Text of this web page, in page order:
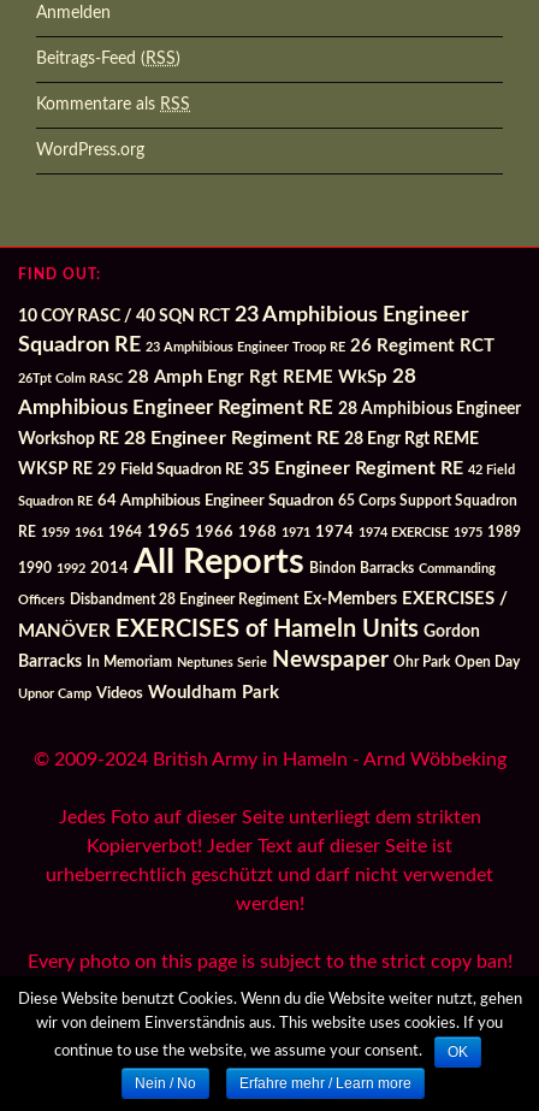
Anmelden
Beitrags-Feed ( RSS)
Kommentare als RSS
WordPress.org
FIND OUT:
10 COY RASC / 40 SQN RCT
23 Amphibious Engineer
Squadron RE 23 Amphibious Engineer Troop RE 26 Regiment RCT
26Tpt Colm RASC 28 Amph Engr Rgt REME WkSp 28
Amphibious Engineer Regiment RE 28 Amphibious Engineer
Workshop RE 28 Engineer Regiment RE 28 Engr Rgt REME
WKSP RE 29 Field Squadron RE 35 Engineer Regiment RE 42 Field
Squadron RE 64 Amphibious Engineer Squadron 65 Corps Support Squadron
RE 1959 1961 1964 1965 1966 1968 1971 1974 1974 EXERCISE 1975 1989
1990 1992 2014 All Reports Bindon Barracks Commanding
Officers Disbandment 28 Engineer Regiment Ex-Members EXERCISES /
MANÖVER EXERCISES of Hameln Units Gordon
Barracks
In Memoriam Neptunes Serie Newspaper Ohr Park Open Day
Upnor Camp Videos Wouldham Park
© 2009-2024 British Army in Hameln - Arnd Wöbbeking
Jedes Foto auf dieser Seite unterliegt dem strikten
Kopierverbot! Jeder Text auf dieser Seite ist
urheberrechtlich geschützt und darf nicht verwendet
werden!
Every photo on this page is subject to the strict copy ban!
Every text on this page is protected by copyright and may
not be used!
All Reports Archives Danksagungen / Credits
Diese Website benutzt Cookies. Wenn du die Website weiter nutzt, gehen
wir von deinem Einverständnis aus. This website uses cookies. If you
continue to use the website, we assume your consent.
OK
Nein / No
Erfahre mehr / Learn more